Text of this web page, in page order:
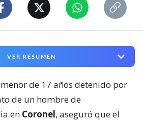
VER RESUMEN
menor de 17 años detenido por
de un hombre de
en Coronel, aseguró que el